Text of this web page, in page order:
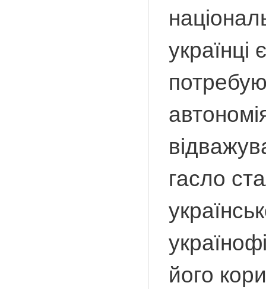
українці
гасло
його